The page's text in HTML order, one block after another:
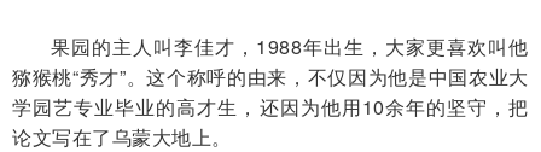
果园的主人叫李佳才，1988年出生，大家更喜欢叫他
猕猴桃“秀才”。这个称呼的由来，不仅因为他是中国农业大
学园艺专业毕业的高才生，还因为他用10余年的坚守，把
论文写在了乌蒙大地上。